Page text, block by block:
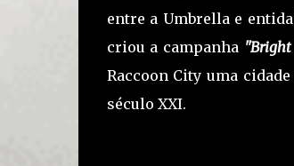
entre a Umbrella e
criou a campanha "Bright
Raccoon City uma
século XXI.